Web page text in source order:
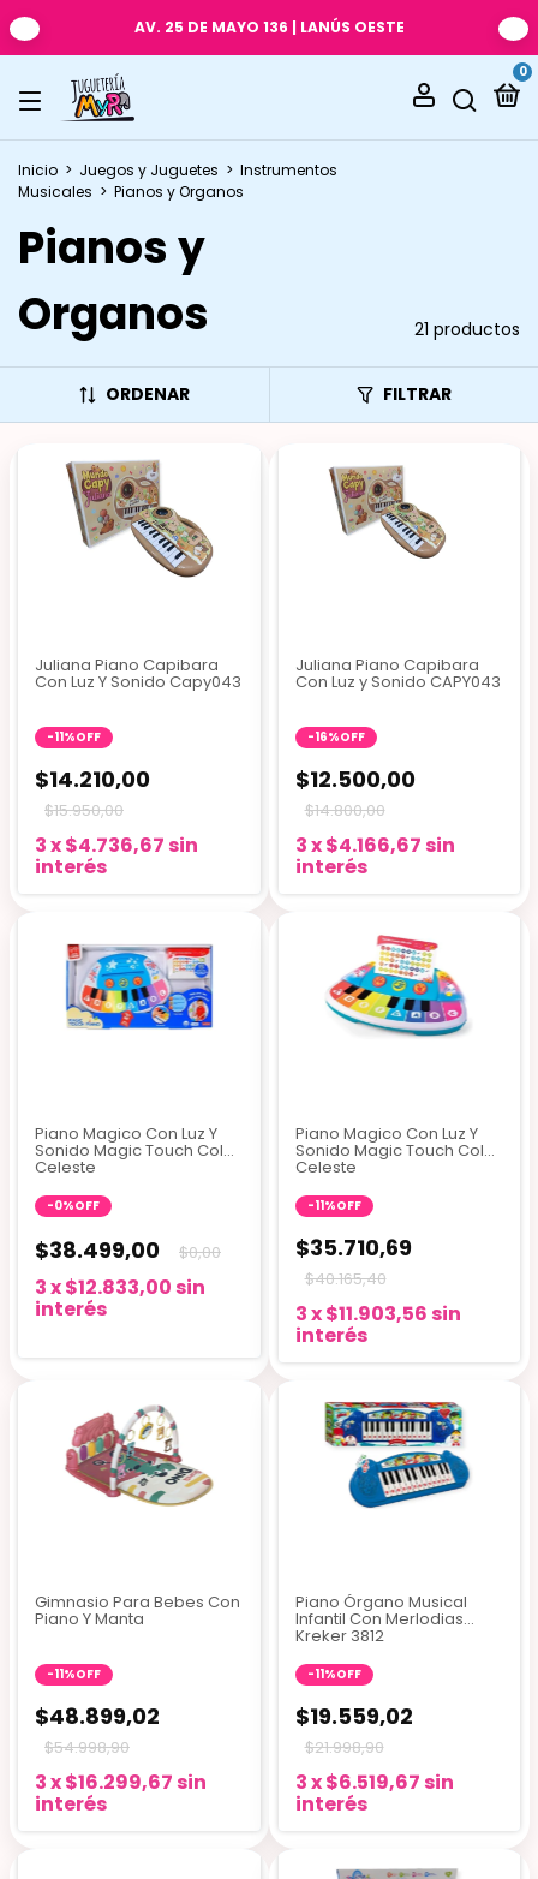
AV. 25 DE MAYO 136 | LANÚS OESTE
0
Inicio > Juegos y Juguetes > Instrumentos
Musicales > Pianos y Organos
Pianos y
Organos
21 productos
ORDENAR FILTRAR
Juliana Piano Capibara
Con Luz Y Sonido Capy043
-11%OFF
$14.210,00
$15.950,00
3x$4.736,67 sin
interés
Juliana Piano Capibara
Con Luz y Sonido CAPY043
-16%OFF
$12.500,00
$14.800,00
3x$4.166,67 sin
interés
Piano Magico Con Luz Y
Sonido Magic Touch Color
Celeste
-0%OFF
$38.499,00 $0,00
3x$12.833,00 sin
interés
Piano Magico Con Luz Y
Sonido Magic Touch Color
Celeste
-11%OFF
$35.710,69
$40.165,40
3x$11.903,56 sin
interés
Gimnasio Para Bebes Con
Piano Y Manta
-11%OFF
$48.899,02
$54.998,90
3x$16.299,67 sin
interés
Piano Órgano Musical
Infantil Con Merlodias
Kreker 3812
-11%OFF
$19.559,02
$21.998,90
3x$6.519,67 sin
interés